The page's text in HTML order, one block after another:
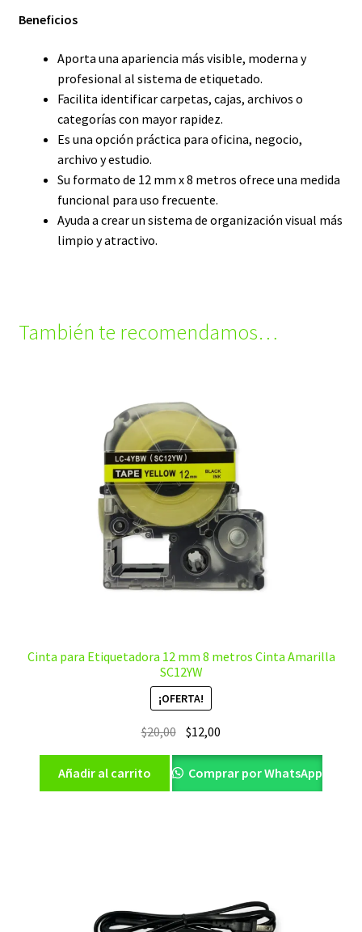
Beneficios
Aporta una apariencia más visible, moderna y
profesional al sistema de etiquetado.
Facilita identificar carpetas, cajas, archivos o
categorías con mayor rapidez.
Es una opción práctica para oficina, negocio,
archivo y estudio.
Su formato de 12 mm x 8 metros ofrece una medida
funcional para uso frecuente.
Ayuda a crear un sistema de organización visual más
limpio y atractivo.
También te recomendamos…
Cinta para Etiquetadora 12 mm 8 metros Cinta Amarilla
SC12YW
¡OFERTA!
$20,00 El
original
era:
$12,00
actual
es:
Añadir al carrito Comprar por WhatsApp